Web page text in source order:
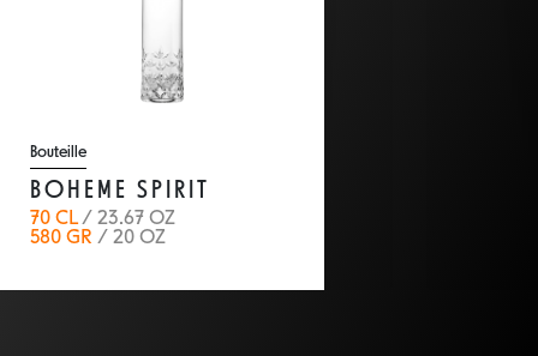
Bouteille
BOHEME SPIRIT
70 CL/ 23.67 OZ
580 GR / 20 OZ